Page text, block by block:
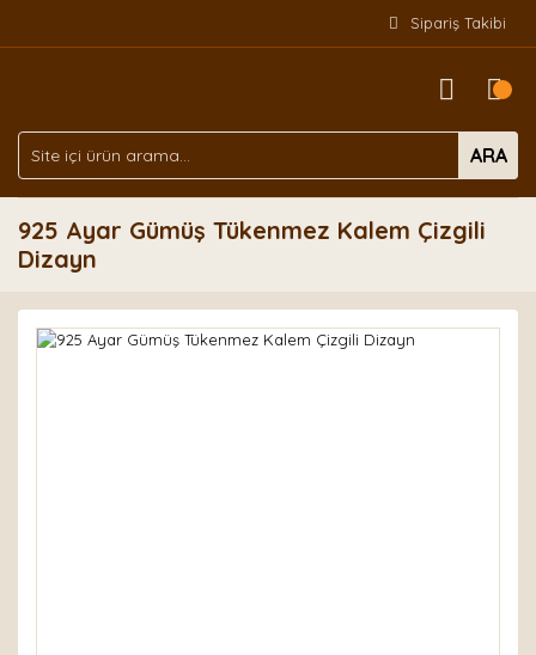
Sipariş Takibi
ARA
925 Ayar Gümüş Tükenmez Kalem Çizgili
Dizayn